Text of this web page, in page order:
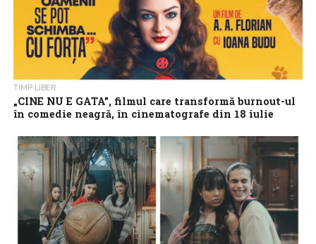
TIMP LIBER
„CINE NU E GATA”, filmul care transformă burnout-ul
în comedie neagră, în cinematografe din 18 iulie
apăsătoare realități ale prezentului: burnout-ul la locul de muncă
și...